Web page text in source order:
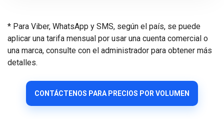
* Para Viber, WhatsApp y SMS, según el país, se puede
aplicar una tarifa mensual por usar una cuenta comercial o
una marca, consulte con el administrador para obtener más
detalles.
CONTÁCTENOS PARA PRECIOS POR VOLUMEN